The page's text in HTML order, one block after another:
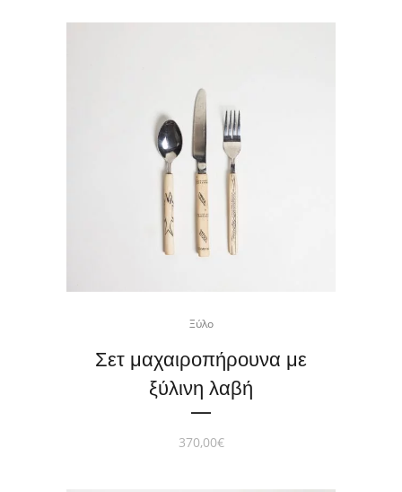
Ξύλο
Σετ μαχαιροπήρουνα με
ξύλινη λαβή
370,00€